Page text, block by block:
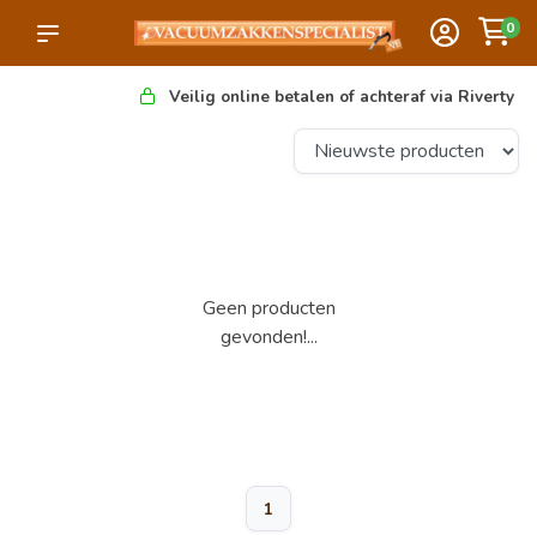
0
Veilig online betalen of achteraf via Riverty
Geen producten
gevonden!...
1